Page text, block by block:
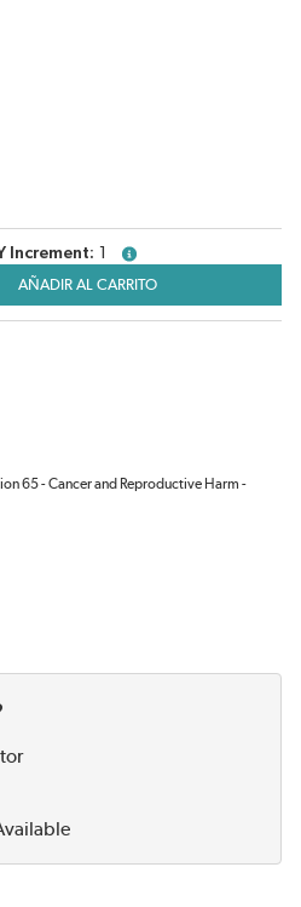
Increment
more info
AÑADIR AL CARRITO
65 - Cancer and Reproductive Harm -